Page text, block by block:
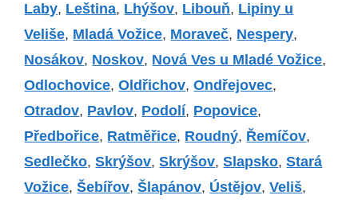
Laby, Leština, Lhýšov, Libouň, Lipiny u
Veliše, Mladá Vožice, Moraveč, Nespery,
Nosákov, Noskov, Nová Ves u Mladé Vožice,
Odlochovice,Oldřichov,Ondřejovec,
Otradov, Pavlov, Podolí, Popovice,
Předbořice, Ratměřice, Roudný, Řemíčov,
Sedlečko,Skrýšov,Skrýšov,Slapsko,Stará
Vožice,Šebířov,Šlapánov, Ústějov,Veliš,